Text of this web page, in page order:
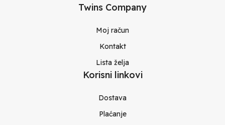
Twins Company
Moj račun
Kontakt
Lista želja
Korisni linkovi
Dostava
Plaćanje